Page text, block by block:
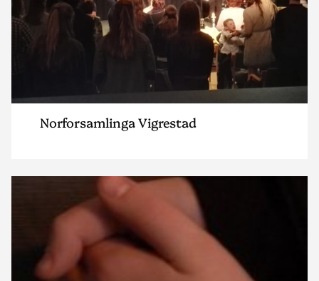
Norforsamlinga Vigrestad
Read
"Norkirken
Sandnes"